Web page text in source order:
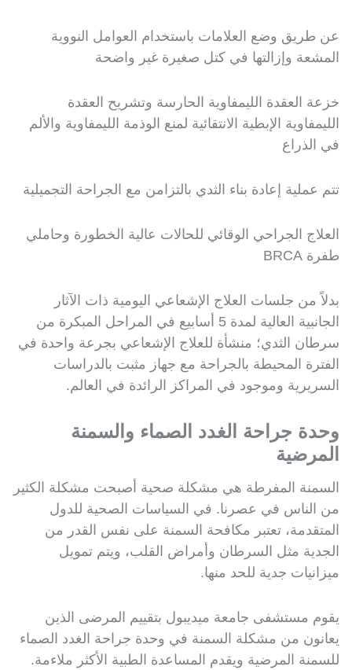
عن طريق وضع العلامات باستخدام العوامل النووية
المشعة وإزالتها في كتل صغيرة غير واضحة
خزعة العقدة الليمفاوية الحارسة وتشريح العقدة
الليمفاوية الإبطية الانتقائية لمنع الوذمة الليمفاوية والألم
في الذراع
تتم عملية إعادة بناء الثدي بالتزامن مع الجراحة التجميلية
العلاج الجراحي الوقائي للحالات عالية الخطورة وحاملي
طفرة BRCA
بدلاً من جلسات العلاج الإشعاعي اليومية ذات الآثار
الجانبية العالية لمدة 5 أسابيع في المراحل المبكرة من
سرطان الثدي؛ منشأة للعلاج الإشعاعي بجرعة واحدة في
الفترة المحيطة بالجراحة مع جهاز مثبت بالدراسات
السريرية وموجود في المراكز الرائدة في العالم.
وحدة جراحة الغدد الصماء والسمنة
المرضية
السمنة المفرطة هي مشكلة صحية أصبحت مشكلة الكثير
من الناس في عصرنا. في السياسات الصحية للدول
المتقدمة، تعتبر مكافحة السمنة على نفس القدر من
الجدية مثل السرطان وأمراض القلب، ويتم تمويل
ميزانيات جدية للحد منها.
يقوم مستشفى جامعة ميديبول بتقييم المرضى الذين
يعانون من مشكلة السمنة في وحدة جراحة الغدد الصماء
للسمنة المرضية ويقدم المساعدة الطبية الأكثر ملاءمة.